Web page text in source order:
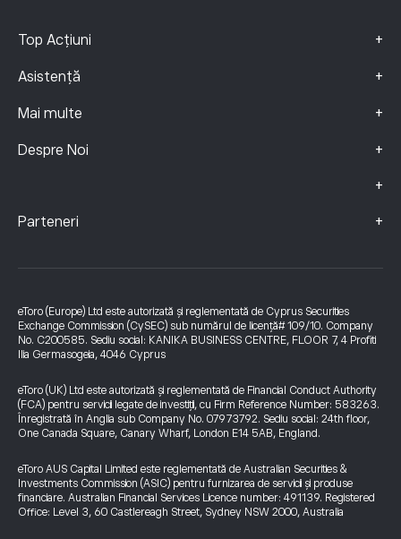
Top Acțiuni +
Asistență +
Mai multe +
Despre Noi +
+
Parteneri +
eToro (Europe) Ltd este autorizată și reglementată de Cyprus Securities
Exchange Commission (CySEC) sub numărul de licență# 109/10. Company
No. C200585. Sediu social: KANIKA BUSINESS CENTRE, FLOOR 7, 4 Profiti
Ilia Germasogeia, 4046 Cyprus
eToro (UK) Ltd este autorizată și reglementată de Financial Conduct Authority
(FCA) pentru servicii legate de investiții, cu Firm Reference Number: 583263.
Înregistrată în Anglia sub Company No. 07973792. Sediu social: 24th floor,
One Canada Square, Canary Wharf, London E14 5AB, England.
eToro AUS Capital Limited este reglementată de Australian Securities &
Investments Commission (ASIC) pentru furnizarea de servicii și produse
financiare. Australian Financial Services Licence number: 491139. Registered
Office: Level 3, 60 Castlereagh Street, Sydney NSW 2000, Australia